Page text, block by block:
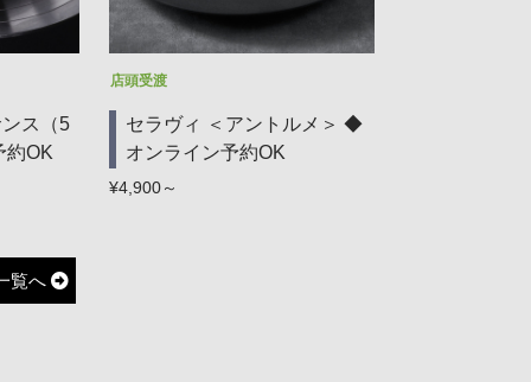
ス（5
約OK
店頭受渡
セラヴィ ＜アントルメ＞ ◆
オンライン予約OK
¥4,900～
覧へ